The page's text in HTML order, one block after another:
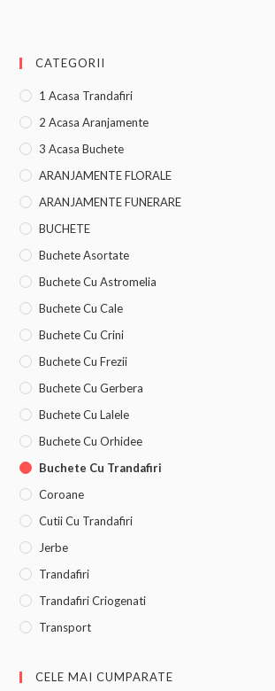
CATEGORII
1 Acasa Trandafiri
2 Acasa Aranjamente
3 Acasa Buchete
ARANJAMENTE FLORALE
ARANJAMENTE FUNERARE
BUCHETE
Buchete Asortate
Buchete Cu Astromelia
Buchete Cu Cale
Buchete Cu Crini
Buchete Cu Frezii
Buchete Cu Gerbera
Buchete Cu Lalele
Buchete Cu Orhidee
Buchete Cu Trandafiri
Coroane
Cutii Cu Trandafiri
Jerbe
Trandafiri
Trandafiri Criogenati
Transport
CELE MAI CUMPARATE